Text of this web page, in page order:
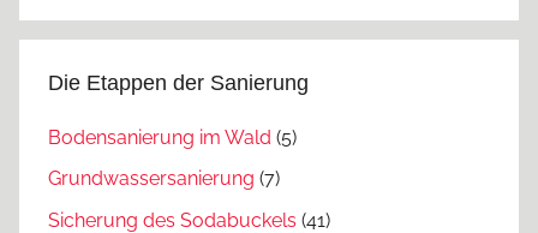
Die Etappen der Sanierung
Bodensanierung im Wald (5)
Grundwassersanierung (7)
Sicherung des Sodabuckels (41)